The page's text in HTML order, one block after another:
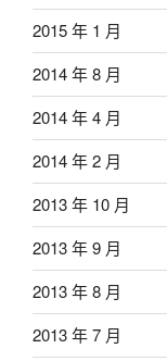
2015 年 1 月
2014 年 8 月
2014 年 4 月
2014 年 2 月
2013 年 10 月
2013 年 9 月
2013 年 8 月
2013 年 7 月